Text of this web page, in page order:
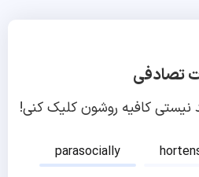
تصادفی
نیستی کافیه روشون کلیک کنی!
parasocially